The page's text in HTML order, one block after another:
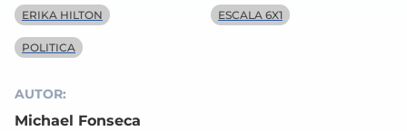
ERIKA HILTON ESCALA 6X1
POLITICA
AUTOR:
Michael Fonseca